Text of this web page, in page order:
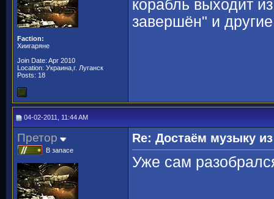
Faction:
Хиигаряне
Join Date: Apr 2010
Location: Украина,г. Луганск
Posts: 18
корабль выходит
завершён" и
04-02-2011, 11:44 AM
Претор
В запасе
Re: Достаём музыку
Уже сам